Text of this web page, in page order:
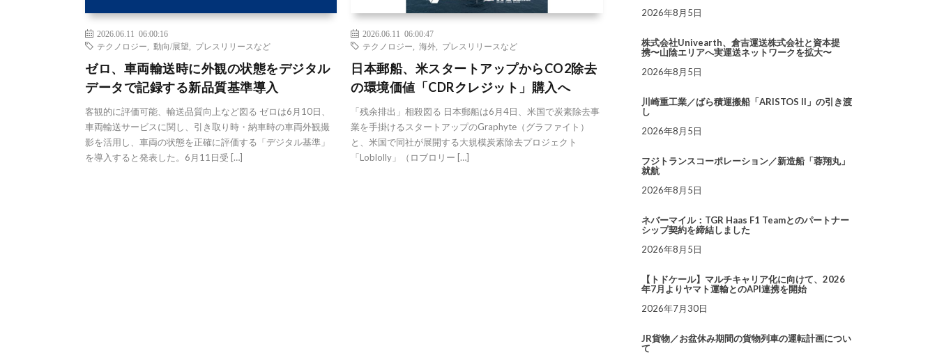
2026.06.11 06:00:16
テクノロジー
動向/展望 プレスリリースなど
ゼロ、車両輸送時に外観の状態をデジタル
データで記録する新品質基準導入
客観的に評価可能、輸送品質向上など図る ゼロは6月10日、
車両輸送サービスに関し、引き取り時・納車時の車両外観撮
影を活用し、車両の状態を正確に評価する「デジタル基準」
を導入すると発表した。6月11日受 […]
2026.06.11 06:00:47
テクノロジー
,海外 プレスリリースなど
日本郵船、米スタートアップからCO2除去
の環境価値「CDRクレジット」購入へ
「残余排出」相殺図る 日本郵船は6月4日、米国で炭素除去事
業を手掛けるスタートアップのGraphyte（グラファイト）
と、米国で同社が展開する大規模炭素除去プロジェクト
「Loblolly」（ロブロリー […]
2026年8月5日
株式会社Univearth、倉吉運送株式会社と資本提
携〜山陰エリアへ実運送ネットワークを拡大〜
2026年8月5日
川崎重工業／ばら積運搬船「ARISTOS II」の引き渡
し
2026年8月5日
フジトランスコーポレーション／新造船「蓉翔丸」
就航
2026年8月5日
ネバーマイル：TGR Haas F1 Teamとのパートナー
シップ契約を締結しました
2026年8月5日
【トドケール】マルチキャリア化に向けて、2026
年7月よりヤマト運輸とのAPI連携を開始
2026年7月30日
JR貨物／お盆休み期間の貨物列車の運転計画につい
て